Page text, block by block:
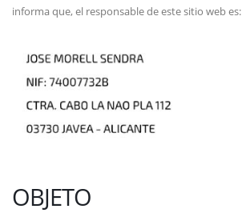
informa que, el responsable de este sitio web es:
OBJETO